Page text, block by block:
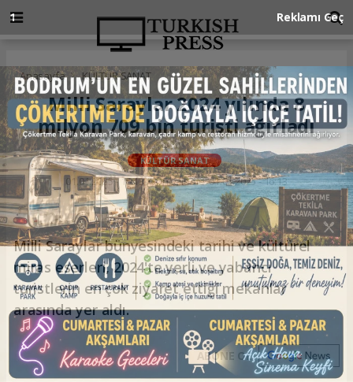
Anasayfa KÜLTÜR SANAT
Milli Saraylar 2024 yılında 8
milyon 709 bin turisti ağırladı
KÜLTÜR SANAT
01.01.2025 - 16:13, Güncelleme: 01.01.2025 - 16:13
Milli Saraylar bünyesindeki tarihi ve kültürel
miras eserleri, 2024'te yerli ve yabancı
turistlerin en çok ziyaret ettiği mekanlar
arasında yer aldı.
ABONE OL